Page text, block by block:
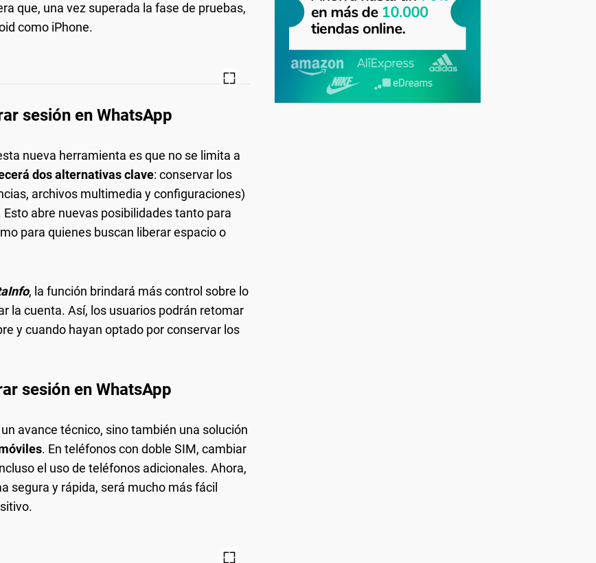
que, una vez superada la fase de pruebas,
como iPhone.
sesión en WhatsApp
nueva herramienta es que no se limita a
dos alternativas clave: conservar los
archivos multimedia y configuraciones)
abre nuevas posibilidades tanto para
para quienes buscan liberar espacio o
, la función brindará más control sobre lo
la cuenta. Así, los usuarios podrán retomar
y cuando hayan optado por conservar los
sesión en WhatsApp
avance técnico, sino también una solución
. En teléfonos con doble SIM, cambiar
el uso de teléfonos adicionales. Ahora,
segura y rápida, será mucho más fácil